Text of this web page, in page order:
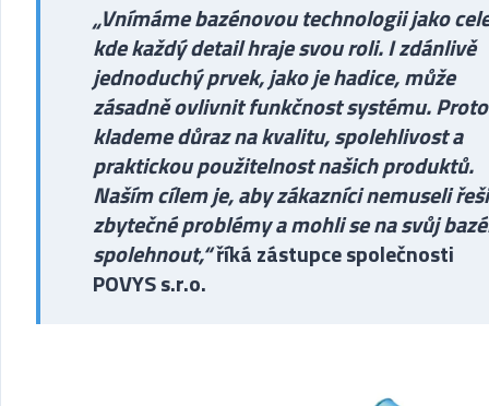
„Vnímáme bazénovou technologii jako
kde každý detail hraje svou roli. I zdánlivě
jednoduchý prvek, jako je hadice, může
zásadně ovlivnit funkčnost systému. Proto
klademe důraz na kvalitu, spolehlivost a
praktickou použitelnost našich produktů.
Naším cílem je, aby zákazníci nemuseli
zbytečné problémy a mohli se na svůj
spolehnout,“říká zástupce společnosti
POVYS s.r.o.